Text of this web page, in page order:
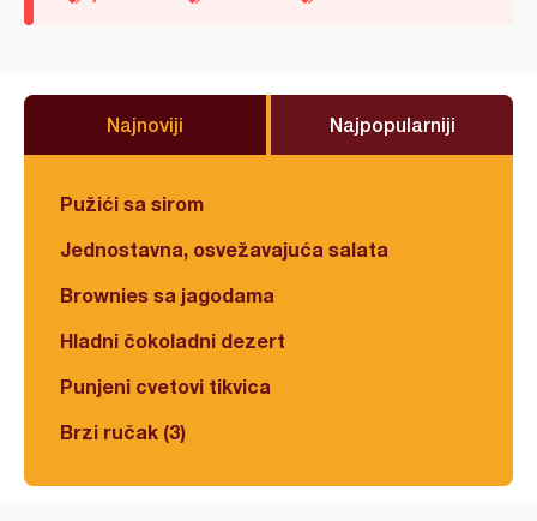
Najnoviji Najpopularniji
Pužići sa sirom
Jednostavna, osvežavajuća salata
Brownies sa jagodama
Hladni čokoladni dezert
Punjeni cvetovi tikvica
Brzi ručak (3)